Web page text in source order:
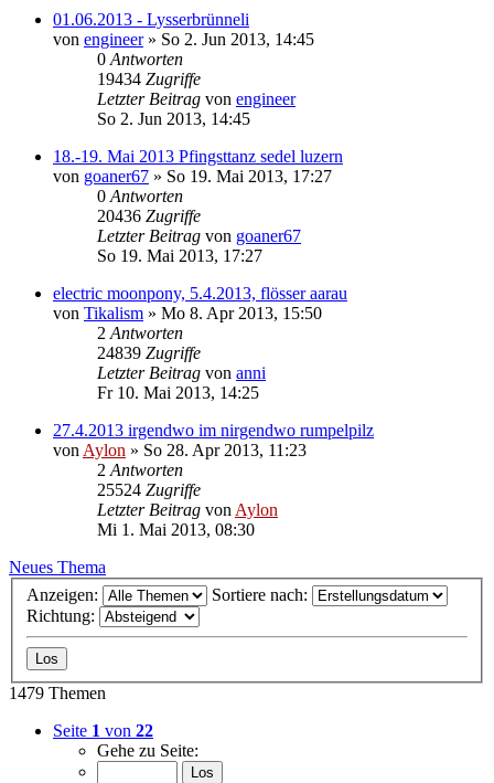
01.06.2013 - Lysserbrünneli
von engineer» So 2. Jun 2013, 14:45
0 Antworten
19434 Zugriffe
Letzter Beitrag von engineer
So 2. Jun 2013, 14:45
18.-19. Mai 2013 Pfingsttanz sedel luzern
von goaner67 » So 19. Mai 2013, 17:27
0 Antworten
20436 Zugriffe
Letzter Beitrag von goaner67
So 19. Mai 2013, 17:27
electric moonpony, 5.4.2013, flösser aarau
von Tikalism » Mo 8. Apr 2013, 15:50
2 Antworten
24839 Zugriffe
Letzter Beitrag von anni
Fr 10. Mai 2013, 14:25
27.4.2013 irgendwo im nirgendwo rumpelpilz
von Aylon » So 28. Apr 2013, 11:23
2 Antworten
25524 Zugriffe
Letzter Beitrag von Aylon
Mi 1. Mai 2013, 08:30
Neues Thema
Anzeigen:
Sortiere nach:
Richtung:
1479 Themen
Seite 1 von 22
Gehe zu Seite: